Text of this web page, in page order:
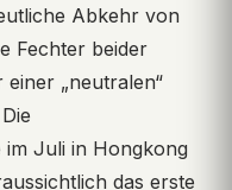
Abkehr von
Fechter beider
„neutralen“
im Juli in Hongkong
das erste